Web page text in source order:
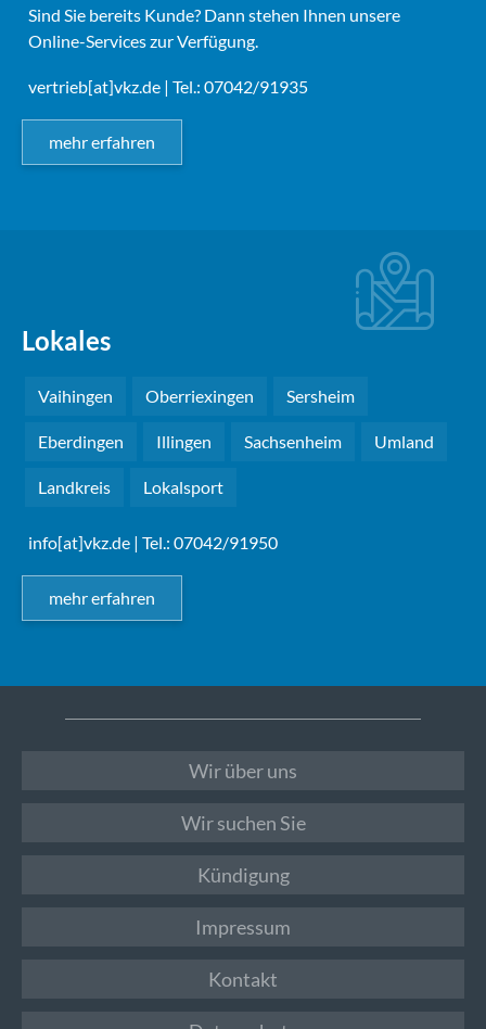
Sind Sie bereits Kunde? Dann stehen Ihnen unsere
Online-Services zur Verfügung.
vertrieb[at]vkz.de | Tel.: 07042/91935
mehr erfahren
Lokales
Vaihingen Oberriexingen Sersheim
Eberdingen Illingen Sachsenheim Umland
Landkreis Lokalsport
info[at]vkz.de | Tel.: 07042/91950
mehr erfahren
Wir über uns
Wir suchen Sie
Kündigung
Impressum
Kontakt